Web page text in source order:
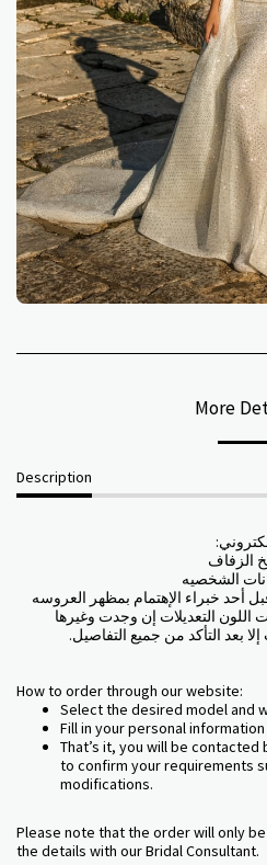
More
Description
أحد خبراء الإهتمام بمظهر العروسه
التعديلات إن وجدت وغيرها
بعد التأكد من جميع التفاصيل
How to order through our website:
Select the desired model and
Fill in your personal information
That’s it, you will be
to confirm your requirements
modifications.
Please note that the order will only
the details with our Bridal Consultant.